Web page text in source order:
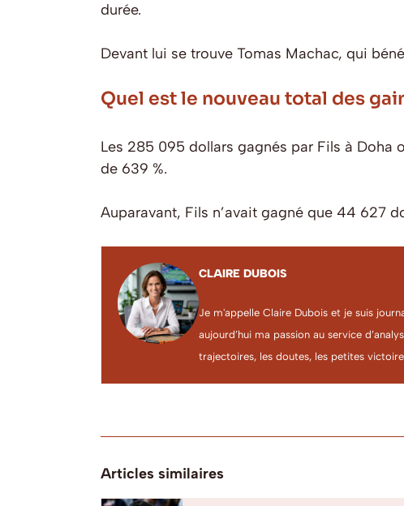
durée.
Devant lui se trouve Tomas Machac, qui
Quel est le nouveau total des
Les 285 095 dollars gagnés par Fils à Doha
de 639 %.
Auparavant, Fils n’avait gagné que 44 627
CLAIRE DUBOIS
Je m'appelle Claire Dubois et je suis
aujourd’hui ma passion au service
trajectoires, les doutes, les petites
Articles similaires